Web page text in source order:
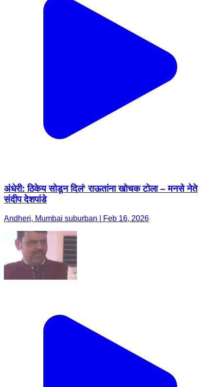
अंधेरी: ठिकेय सोडून दिलं' राऊतांना खोचक टोला – मनसे नेते
संदीप देशपांडे
Andheri, Mumbai suburban | Feb 16, 2026